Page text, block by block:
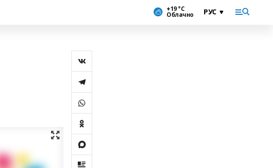
+19 °С
Облачно